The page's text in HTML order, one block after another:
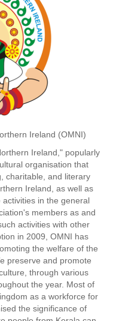
Ireland (OMNI)
Ireland," popularly
organisation that
charitable, and literary
Ireland, as well as
in the general
members as and
activities with other
in 2009, OMNI has
the welfare of the
preserve and promote
through various
the year. Most of
as a workforce for
the significance of